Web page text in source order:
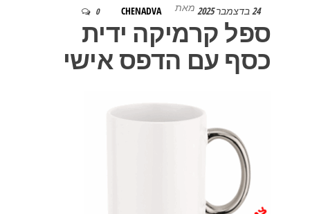
24 בדצמבר 2025 מאת CHENADVA
0
ספל קרמיקה ידית
כסף עם הדפס אישי